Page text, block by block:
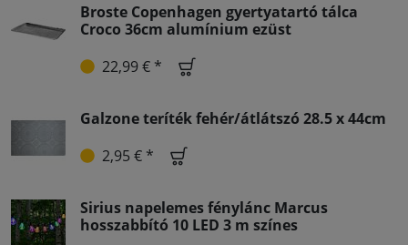
Broste Copenhagen gyertyatartó tálca
Croco 36cm alumínium ezüst
22,99 € *
Galzone teríték fehér/átlátszó 28.5 x 44cm
2,95 € *
Sirius napelemes fénylánc Marcus
hosszabbító 10 LED 3 m színes